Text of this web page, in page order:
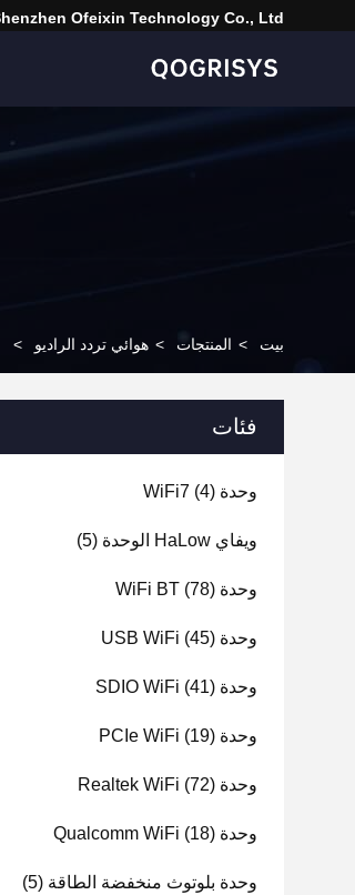
Ofeixin Technology Co., Ltd
بيت > المنتجات > هوائي تردد الراديو >
فئات
وحدة WiFi7 (4)
ويفاي HaLow الوحدة (5)
وحدة WiFi BT (78)
وحدة USB WiFi (45)
وحدة SDIO WiFi (41)
وحدة PCIe WiFi (19)
وحدة Realtek WiFi (72)
وحدة Qualcomm WiFi (18)
وحدة بلوتوث منخفضة الطاقة (5)